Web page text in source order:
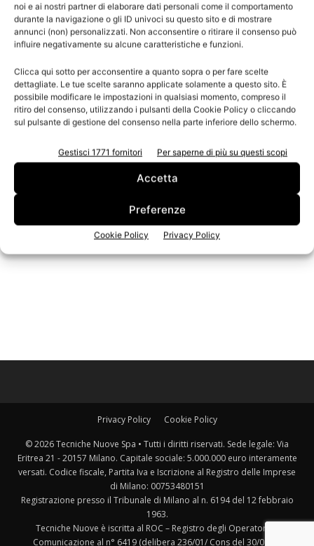
noi e ai nostri partner di elaborare dati personali come il comportamento
durante la navigazione o gli ID univoci su questo sito e di mostrare
annunci (non) personalizzati. Non acconsentire o ritirare il consenso può
influire negativamente su alcune caratteristiche e funzioni.
Clicca qui sotto per acconsentire a quanto sopra o per fare scelte
dettagliate. Le tue scelte saranno applicate solamente a questo sito. È
possibile modificare le impostazioni in qualsiasi momento, compreso il
ritiro del consenso, utilizzando i pulsanti della Cookie Policy o cliccando
sul pulsante di gestione del consenso nella parte inferiore dello schermo.
Gestisci 1771 fornitori Per saperne di più su questi scopi
Accetta
Preferenze
Cookie Policy Privacy Policy
n.1 - Marzo 2026
Edicola Web
Privacy Policy Cookie Policy
© 2026 Tecniche Nuove Spa • Tutti i diritti riservati. Sede legale: Via
Eritrea 21 - 20157 Milano. Capitale sociale: 5.000.000 euro interamente
versati. Codice fiscale, Partita Iva e Iscrizione al Registro delle Imprese
di Milano: 00753480151
Registrazione presso il Tribunale di Milano al n. 6194 del 12 febbraio
1963.
Tecniche Nuove è iscritta al ROC – Registro degli Operatori di
Comunicazione al n° 6419 (delibera 236/01/ Cons del 30/06/01